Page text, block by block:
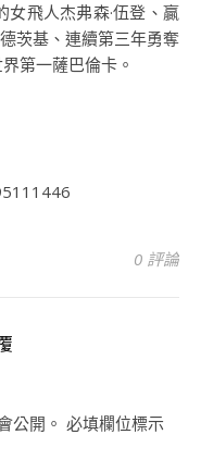
女飛人杰弗森·伍登、贏
茨基、連續第三年勇奪
第一薩巴倫卡。
0 評論
公開。 必填欄位標示